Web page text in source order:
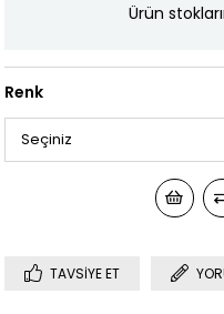
Ürün
Renk
TAVSIYE ET